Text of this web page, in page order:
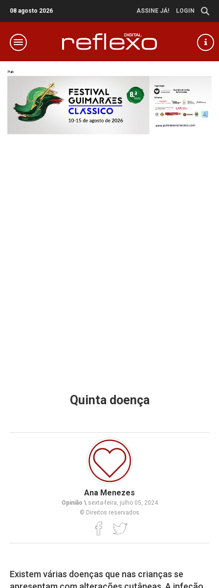
08 agosto 2026 ASSINE JÁ! LOGIN
Pub
Quinta doença
Ana Menezes
Opinião \sexta-feira, julho 05, 2024
© Direitos reservados
Existem várias doenças que nas crianças se